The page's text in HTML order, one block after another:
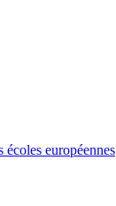
écoles européennes